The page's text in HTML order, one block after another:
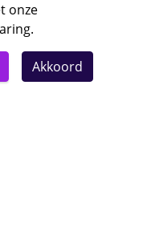
onze
.
Akkoord